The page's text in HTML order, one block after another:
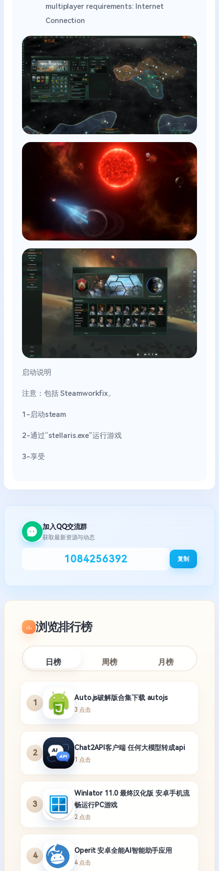
multiplayer requirements: Internet
Connection
启动说明
注意：包括 Steamworkfix。
1-启动steam
2-通过“stellaris.exe”运行游戏
3-享受
加入QQ交流群
获取最新资源与动态
1084256392 复制
浏览排行榜
日榜 周榜 月榜
1
Auto.js破解版合集下载 autojs
3 点击
2
Chat2API客户端 任何大模型转成api
1 点击
3
Winlator 11.0 最终汉化版 安卓手机流
畅运行PC游戏
2 点击
4
Operit 安卓全能AI智能助手应用
4 点击